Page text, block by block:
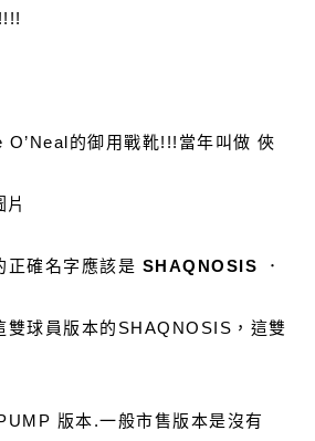
的御用戰靴!!!當年叫做 俠
正確名字應該是 SHAQNOSIS ．
雙球員版本的SHAQNOSIS，這雙
版本.一般市售版本是沒有